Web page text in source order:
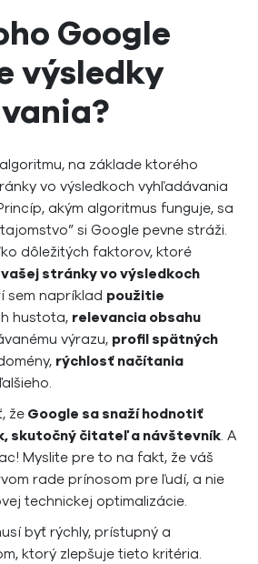
Google
výsledky
na základe ktorého
vo výsledkoch vyhľadávania
akým algoritmus funguje, sa
si Google pevne stráži.
dôležitých faktorov, ktoré
stránky vo výsledkoch
sem napríklad použitie
hustota, relevancia obsahu
výrazu, profil spätných
rýchlosť načítania
že Google sa snaží hodnotiť
skutočný čitateľ a návštevník. A
Myslite pre to na fakt, že váš
rade prínosom pre ľudí, a nie
technickej optimalizácie.
byť rýchly, prístupný a
ktorý zlepšuje tieto kritéria.